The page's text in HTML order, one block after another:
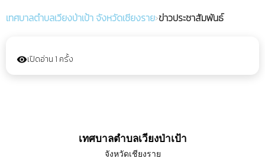
เทศบาลตำบลเวียงป่าเป้า จังหวัดเชียงราย›ข่าวประชาสัมพันธ์
visibilityเปิดอ่าน 1 ครั้ง
เทศบาลตำบลเวียงป่าเป้า
จังหวัดเชียงราย